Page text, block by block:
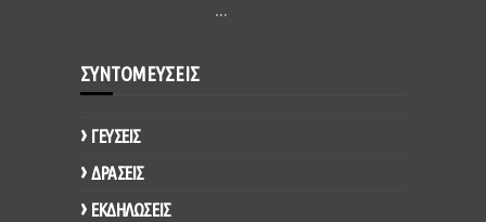
...
ΣΥΝΤΟΜΕΥΣΕΙΣ
ΓΕΥΣΕΙΣ
ΔΡΑΣΕΙΣ
ΕΚΔΗΛΩΣΕΙΣ